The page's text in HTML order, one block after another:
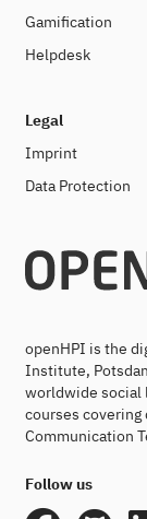
Gamification
Helpdesk
Legal
Imprint
Data Protection
openHPI is the
Institute,
worldwide social
courses
Communication
Follow us